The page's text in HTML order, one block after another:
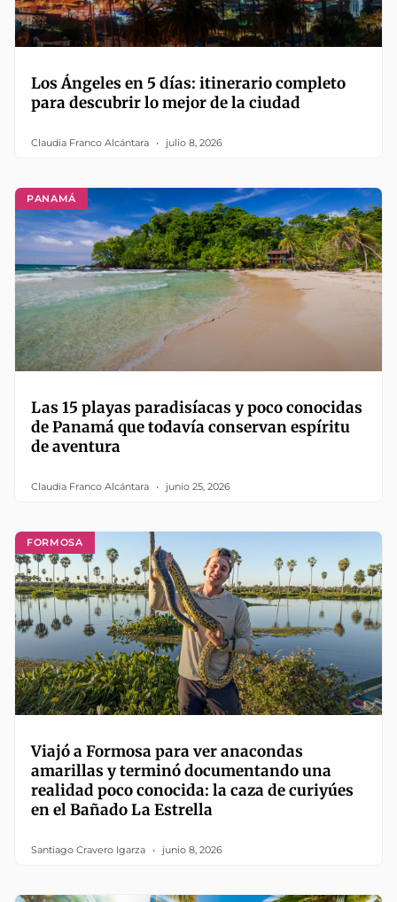
Los Ángeles en 5 días: itinerario completo
para descubrir lo mejor de la ciudad
Claudia Franco Alcántara julio 8, 2026
PANAMÁ
Las 15 playas paradisíacas y poco conocidas
de Panamá que todavía conservan espíritu
de aventura
Claudia Franco Alcántara junio 25, 2026
FORMOSA
Viajó a Formosa para ver anacondas
amarillas y terminó documentando una
realidad poco conocida: la caza de curiyúes
en el Bañado La Estrella
Santiago Cravero Igarza junio 8, 2026